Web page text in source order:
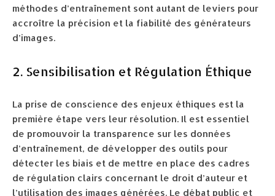
méthodes d’entraînement sont autant de leviers pour
accroître la précision et la fiabilité des générateurs
d’images.
2. Sensibilisation et Régulation Éthique
La prise de conscience des enjeux éthiques est la
première étape vers leur résolution. Il est essentiel
de promouvoir la transparence sur les données
d’entraînement, de développer des outils pour
détecter les biais et de mettre en place des cadres
de régulation clairs concernant le droit d’auteur et
l’utilisation des images générées. Le débat public et